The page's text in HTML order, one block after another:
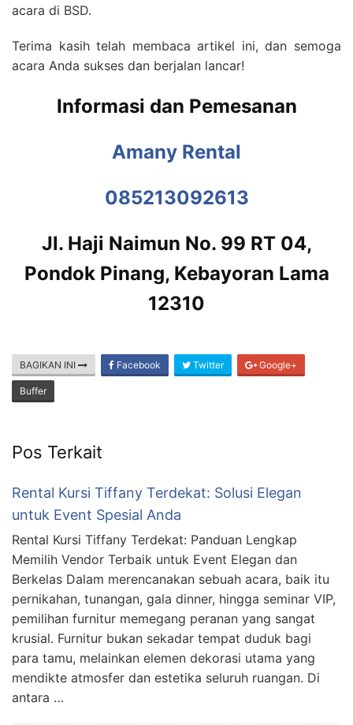
acara di BSD.
Terima kasih telah membaca artikel ini, dan semoga
acara Anda sukses dan berjalan lancar!
Informasi dan Pemesanan
Amany Rental
085213092613
Jl. Haji Naimun No. 99 RT 04,
Pondok Pinang, Kebayoran Lama
12310
BAGIKAN INI Facebook Twitter Google+
Buffer
Pos Terkait
Rental Kursi Tiffany Terdekat: Solusi Elegan
untuk Event Spesial Anda
Rental Kursi Tiffany Terdekat: Panduan Lengkap
Memilih Vendor Terbaik untuk Event Elegan dan
Berkelas Dalam merencanakan sebuah acara, baik itu
pernikahan, tunangan, gala dinner, hingga seminar VIP,
pemilihan furnitur memegang peranan yang sangat
krusial. Furnitur bukan sekadar tempat duduk bagi
para tamu, melainkan elemen dekorasi utama yang
mendikte atmosfer dan estetika seluruh ruangan. Di
antara …